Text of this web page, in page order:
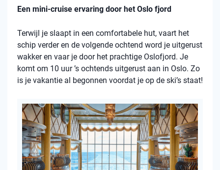
Een mini-cruise ervaring door het Oslo fjord
Terwijl je slaapt in een comfortabele hut, vaart het
schip verder en de volgende ochtend word je uitgerust
wakker en vaar je door het prachtige Oslofjord. Je
komt om 10 uur ’s ochtends uitgerust aan in Oslo. Zo
is je vakantie al begonnen voordat je op de ski’s staat!